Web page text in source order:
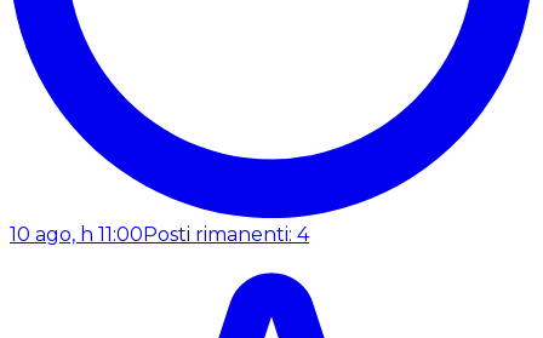
10 ago, h 11:00 Posti rimanenti: 4